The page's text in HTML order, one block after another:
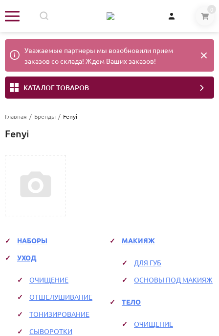
0
Уважаемые партнеры мы возобновили прием
заказов со склада! Ждем Ваших заказов!
КАТАЛОГ ТОВАРОВ
Главная / Бренды / Fenyi
Fenyi
НАБОРЫ
УХОД
ОЧИЩЕНИЕ
ОТШЕЛУШИВАНИЕ
ТОНИЗИРОВАНИЕ
СЫВОРОТКИ
МАКИЯЖ
ДЛЯ ГУБ
ОСНОВЫ ПОД МАКИЯЖ
ТЕЛО
ОЧИЩЕНИЕ